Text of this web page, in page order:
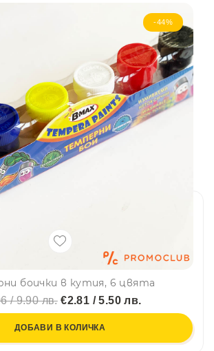
-44%
боички в кутия, 6 цвята
/ 9.90 лв.€2.81 / 5.50 лв.
ДОБАВИ В КОЛИЧКА